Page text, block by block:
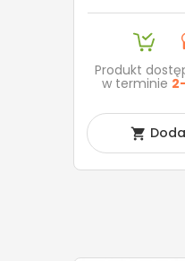
Produkt
w terminie
